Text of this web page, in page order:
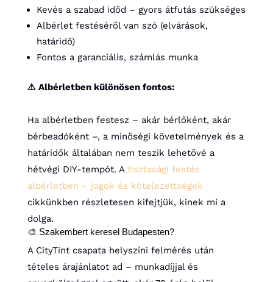
Kevés a szabad időd – gyors átfutás szükséges
Albérlet festéséről van szó (elvárások,
határidő)
Fontos a garanciális, számlás munka
⚠️ Albérletben különösen fontos:
Ha albérletben festesz – akár bérlőként, akár
bérbeadóként –, a minőségi követelmények és a
határidők általában nem teszik lehetővé a
hétvégi DIY-tempót. A tisztasági festés
albérletben – jogok és kötelezettségek
cikkünkben részletesen kifejtjük, kinek mi a
dolga.
🎨 Szakembert keresel Budapesten?
A CityTint csapata helyszíni felmérés után
tételes árajánlatot ad – munkadíjjal és